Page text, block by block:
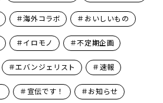
＃海外コラボ ＃おいしいもの
＃イロモノ ＃不定期企画
＃エバンジェリスト ＃速報
＃宣伝です！ ＃お知らせ